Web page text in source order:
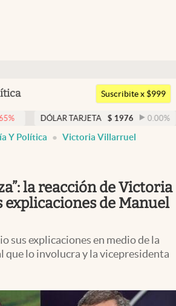
Argentina
Uruguay
Suscribite x $999
TARJETA $ 1976 0.00% DÓLAR
Y Política Victoria Villarruel
la reacción de Victoria
de Manuel
sus explicaciones en medio de la
que lo involucra y la vicepresidenta